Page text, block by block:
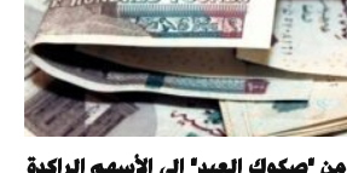
"صكوك العيد" إلى الأسهم الراكدة